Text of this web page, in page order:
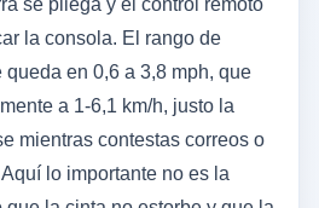
se pliega y el control remoto
la consola. El rango de
en 0,6 a 3,8 mph, que
a 1-6,1 km/h, justo la
mientras contestas correos o
lo importante no es la